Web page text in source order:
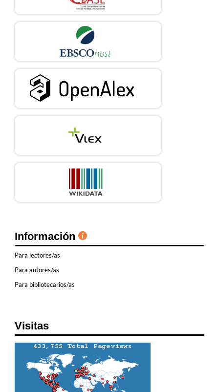
Información
Para lectores/as
Para autores/as
Para bibliotecarios/as
Visitas